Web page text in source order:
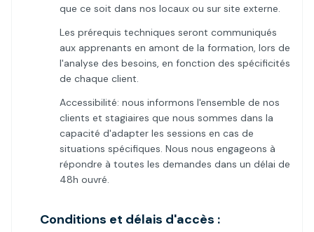
que ce soit dans nos locaux ou sur site externe.
Les prérequis techniques seront communiqués
aux apprenants en amont de la formation, lors de
l'analyse des besoins, en fonction des spécificités
de chaque client.
Accessibilité: nous informons l'ensemble de nos
clients et stagiaires que nous sommes dans la
capacité d'adapter les sessions en cas de
situations spécifiques. Nous nous engageons à
répondre à toutes les demandes dans un délai de
48h ouvré.
Conditions et délais d'accès :